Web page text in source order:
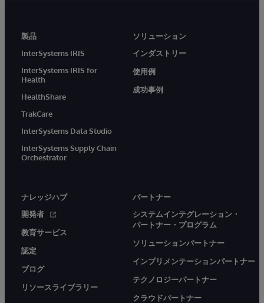
製品
InterSystems IRIS
InterSystems IRIS for
Health
HealthShare
TrakCare
InterSystems Data Studio
InterSystems Supply Chain
Orchestrator
ソリューション
インダストリー
使用例
成功事例
ナレッジハブ
開発者
教育サービス
認定
ブログ
リソースライブラリー
パートナー
システムインテグレーション・
パートナー・プログラム
ソリューションパートナー
インプリメンテーションパートナー
テクノロジーパートナー
クラウドパートナー